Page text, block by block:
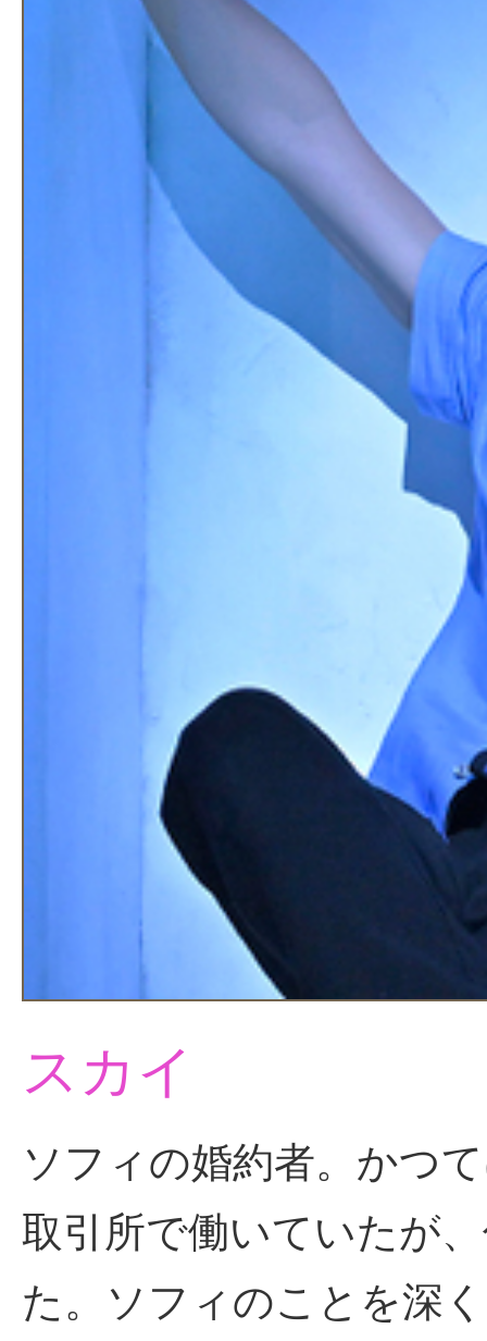
スカイ
ソフィの婚約者。かつ
取引所で働いていたが
た。ソフィのことを深